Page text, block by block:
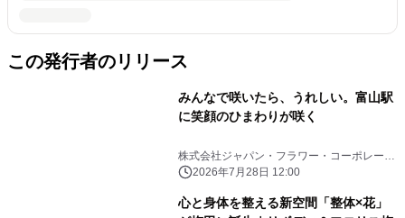
この発行者のリリース
みんなで咲いたら、うれしい。富山駅
に笑顔のひまわりが咲く
株式会社ジャパン・フラワー・コーポレーシ
ョン2026年7月28日 12:00
心と身体を整える新空間「整体×花」